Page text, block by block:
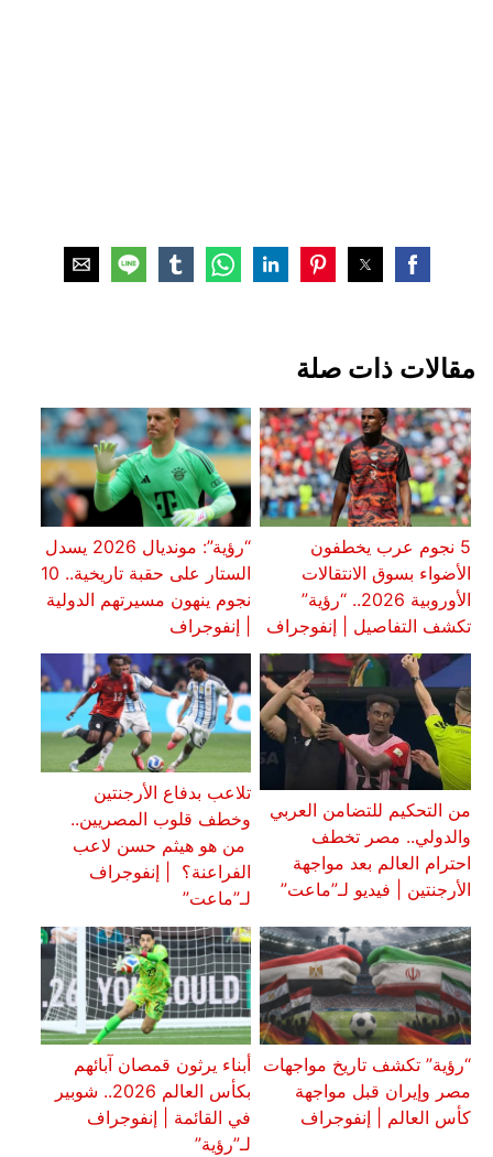
مقالات ذات صلة
5 نجوم عرب يخطفون
الأضواء بسوق الانتقالات
الأوروبية 2026.. “رؤية”
تكشف التفاصيل | إنفوجراف
“رؤية”: مونديال 2026 يسدل
الستار على حقبة تاريخية.. 10
نجوم ينهون مسيرتهم الدولية
| إنفوجراف
من التحكيم للتضامن العربي
والدولي.. مصر تخطف
احترام العالم بعد مواجهة
الأرجنتين | فيديو لـ”ماعت”
تلاعب بدفاع الأرجنتين
وخطف قلوب المصريين..
من هو هيثم حسن لاعب
الفراعنة؟ | إنفوجراف
لـ”ماعت”
“رؤية” تكشف تاريخ مواجهات
مصر وإيران قبل مواجهة
كأس العالم | إنفوجراف
أبناء يرثون قمصان آبائهم
بكأس العالم 2026.. شوبير
في القائمة | إنفوجراف
لـ”رؤية”